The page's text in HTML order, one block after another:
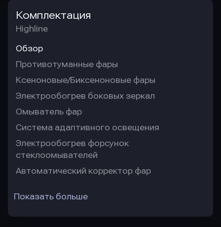
Комплектация
Highline
Обзор
Противотуманные фары
Ксеноновые/Биксеноновые фары
Электрообогрев боковых зеркал
Омыватель фар
Система адаптивного освещения
Электрообогрев форсунок
стеклоомывателей
Автоматический корректор фар
Показать больше